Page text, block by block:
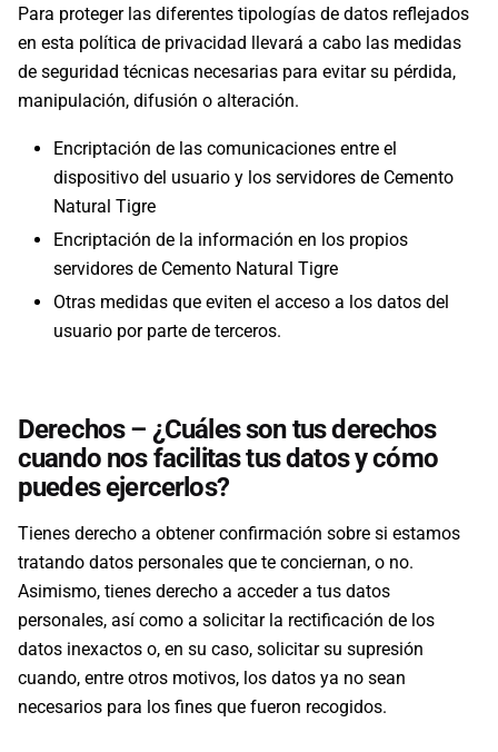
Para proteger las diferentes tipologías de datos reflejados
en esta política de privacidad llevará a cabo las medidas
de seguridad técnicas necesarias para evitar su pérdida,
manipulación, difusión o alteración.
Encriptación de las comunicaciones entre el
dispositivo del usuario y los servidores de Cemento
Natural Tigre
Encriptación de la información en los propios
servidores de Cemento Natural Tigre
Otras medidas que eviten el acceso a los datos del
usuario por parte de terceros.
Derechos – ¿Cuáles son tus derechos
cuando nos facilitas tus datos y cómo
puedes ejercerlos?
Tienes derecho a obtener confirmación sobre si estamos
tratando datos personales que te conciernan, o no.
Asimismo, tienes derecho a acceder a tus datos
personales, así como a solicitar la rectificación de los
datos inexactos o, en su caso, solicitar su supresión
cuando, entre otros motivos, los datos ya no sean
necesarios para los fines que fueron recogidos.